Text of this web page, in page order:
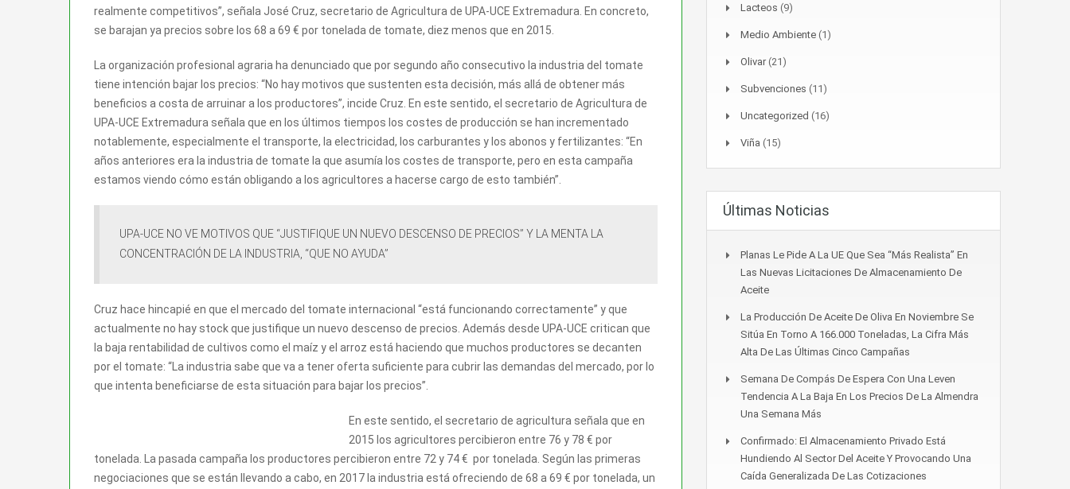
realmente competitivos”, señala José Cruz, secretario de Agricultura de UPA-UCE Extremadura. En concreto,
se barajan ya precios sobre los 68 a 69 € por tonelada de tomate, diez menos que en 2015.
La organización profesional agraria ha denunciado que por segundo año consecutivo la industria del tomate
tiene intención bajar los precios: “No hay motivos que sustenten esta decisión, más allá de obtener más
beneficios a costa de arruinar a los productores”, incide Cruz. En este sentido, el secretario de Agricultura de
UPA-UCE Extremadura señala que en los últimos tiempos los costes de producción se han incrementado
notablemente, especialmente el transporte, la electricidad, los carburantes y los abonos y fertilizantes: “En
años anteriores era la industria de tomate la que asumía los costes de transporte, pero en esta campaña
estamos viendo cómo están obligando a los agricultores a hacerse cargo de esto también”.
UPA-UCE NO VE MOTIVOS QUE “JUSTIFIQUE UN NUEVO DESCENSO DE PRECIOS” Y LA MENTA LA
CONCENTRACIÓN DE LA INDUSTRIA, “QUE NO AYUDA”
Cruz hace hincapié en que el mercado del tomate internacional “está funcionando correctamente” y que
actualmente no hay stock que justifique un nuevo descenso de precios. Además desde UPA-UCE critican que
la baja rentabilidad de cultivos como el maíz y el arroz está haciendo que muchos productores se decanten
por el tomate: “La industria sabe que va a tener oferta suficiente para cubrir las demandas del mercado, por lo
que intenta beneficiarse de esta situación para bajar los precios”.
En este sentido, el secretario de agricultura señala que en
2015 los agricultores percibieron entre 76 y 78 € por
tonelada. La pasada campaña los productores percibieron entre 72 y 74 € por tonelada. Según las primeras
negociaciones que se están llevando a cabo, en 2017 la industria está ofreciendo de 68 a 69 € por tonelada, un
Lacteos (9)
Medio Ambiente (1)
Olivar(21)
Subvenciones (11)
Uncategorized (16)
Viña (15)
Últimas Noticias
Planas Le Pide A La UE Que Sea “más Realista” En
Las Nuevas Licitaciones De Almacenamiento De
Aceite
La Producción De Aceite De Oliva En Noviembre Se
Sitúa En Torno A 166.000 Toneladas, La Cifra Más
Alta De Las Últimas Cinco Campañas
Semana De Compás De Espera Con Una Leven
Tendencia A La Baja En Los Precios De La Almendra
Una Semana Más
Confirmado: El Almacenamiento Privado Está
Hundiendo Al Sector Del Aceite Y Provocando Una
Caída Generalizada De Las Cotizaciones